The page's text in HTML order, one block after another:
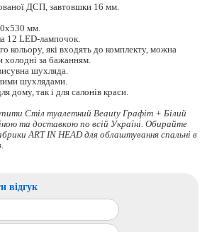
ДСП, завтовшки 16 мм.
мм.
12 LED-лампочок.
кольору, які входять до комплекту, можна
холодні за бажанням.
шухляда.
шухлядами.
дому, так і для салонів краси.
Стіл туалетний Beauty Графіт + Білий
та доставкою по всій Україні. Обирайте
ART IN HEAD для облаштування спальні в
відгук